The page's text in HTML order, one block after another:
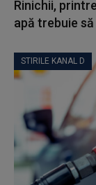
Rinichii,
apă trebuie să
STIRILE KANAL D